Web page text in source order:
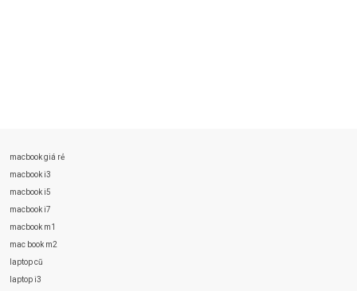
macbook giá rẻ
macbook i3
macbook i5
macbook i7
macbook m1
mac book m2
laptop cũ
laptop i3